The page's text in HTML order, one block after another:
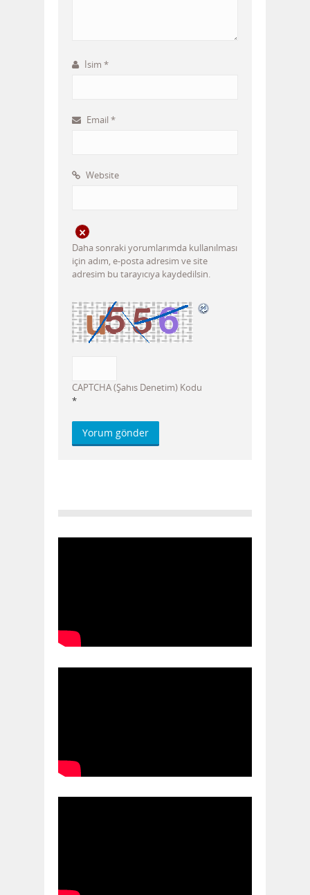
İsim *
Email *
Website
Daha sonraki yorumlarımda kullanılması
için adım, e-posta adresim ve site
adresim bu tarayıcıya kaydedilsin.
CAPTCHA (Şahıs Denetim) Kodu
*